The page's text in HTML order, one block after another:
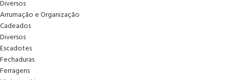
Diversos
Arrumação e Organização
Cadeados
Diversos
Escadotes
Fechaduras
Ferragens